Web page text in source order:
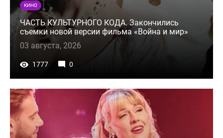
КИНО
ЧАСТЬ КУЛЬТУРНОГО КОДА. Закончились
съемки новой версии фильма «Война и мир»
03 августа, 2026
1777 0